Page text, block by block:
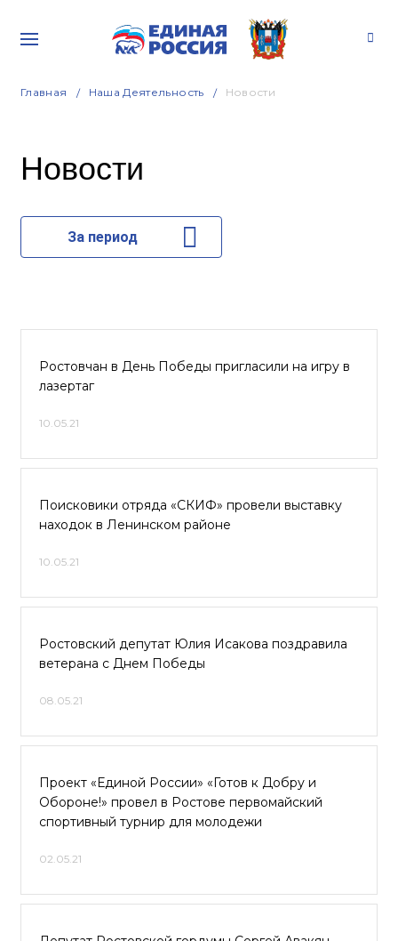
Главная Наша Деятельность Новости
Новости
За период
Ростовчан в День Победы пригласили на игру в
лазертаг
10.05.21
Поисковики отряда «СКИФ» провели выставку
находок в Ленинском районе
10.05.21
Ростовский депутат Юлия Исакова поздравила
ветерана с Днем Победы
08.05.21
Проект «Единой России» «Готов к Добру и
Обороне!» провел в Ростове первомайский
спортивный турнир для молодежи
02.05.21